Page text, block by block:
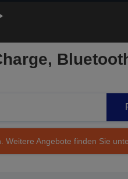
Angebote finden Sie